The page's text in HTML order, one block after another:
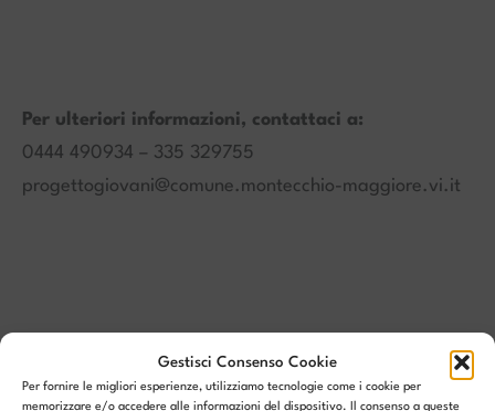
Gestisci Consenso Cookie
Per fornire le migliori esperienze, utilizziamo tecnologie come i cookie per
memorizzare e/o accedere alle informazioni del dispositivo. Il consenso a queste
Per ulteriori informazioni, contattaci a:
0444 490934 – 335 329755
progettogiovani@comune.montecchio-maggiore.vi.it